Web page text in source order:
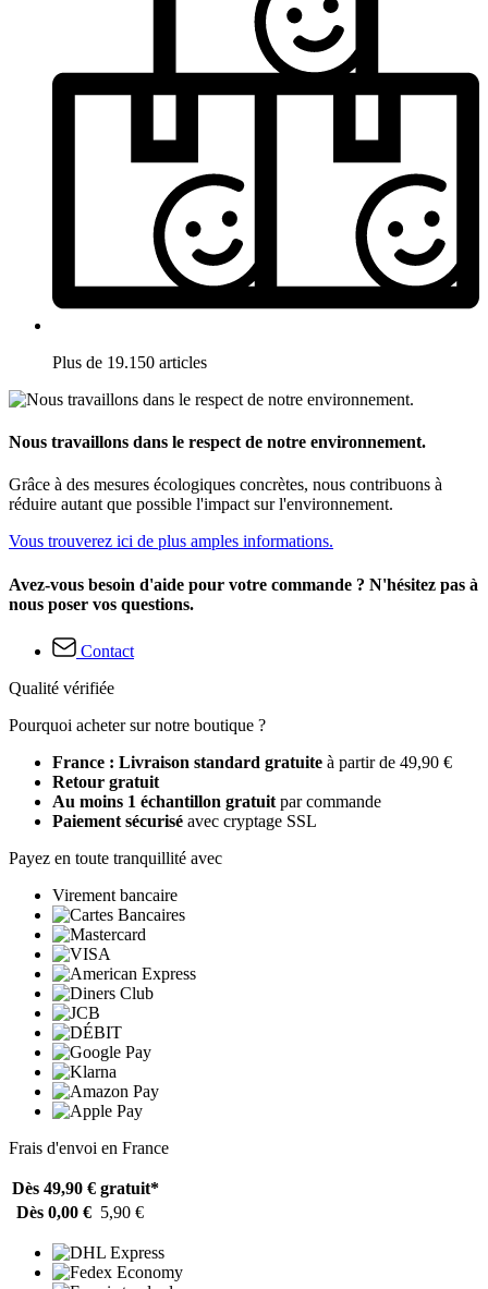
Plus de 19.150 articles
Nous travaillons dans le respect de notre environnement.
Grâce à des mesures écologiques concrètes, nous contribuons à
réduire autant que possible l'impact sur l'environnement.
Vous trouverez ici de plus amples informations.
Avez-vous besoin d'aide pour votre commande ? N'hésitez pas à
nous poser vos questions.
Contact
Qualité vérifiée
Pourquoi acheter sur notre boutique ?
France : Livraison standard gratuite à partir de 49,90 €
Retour gratuit
Au moins 1 échantillon gratuit par commande
Paiement sécurisé avec cryptage SSL
Payez en toute tranquillité avec
Virement bancaire
Frais d'envoi en France
Dès 49,90 € gratuit*
Dès 0,00 € 5,90 €